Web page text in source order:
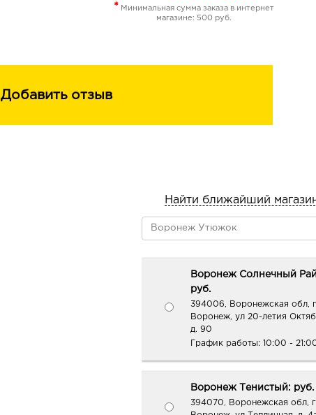
* Минимальная сумма заказа в интернет
магазине: 500 руб.
Добавить отзыв
Найти ближайший
Воронеж Солнечный
руб.
394006, Воронежская обл, г
Воронеж, ул 20-летия
д. 90
График работы: 10:00 -
Воронеж Тенистый: руб.
394070, Воронежская обл, г